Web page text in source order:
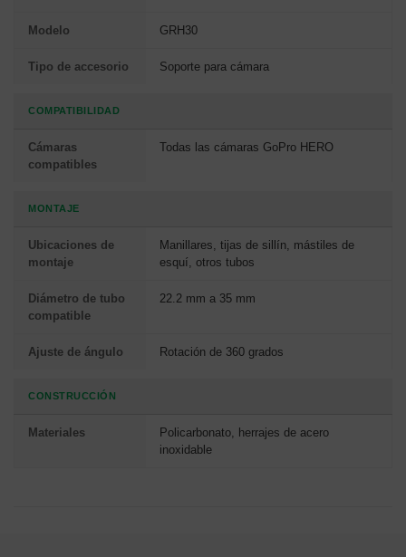
Modelo GRH30
Tipo de accesorio Soporte para cámara
COMPATIBILIDAD
Cámaras
compatibles
Todas las cámaras GoPro HERO
MONTAJE
Ubicaciones de
montaje
Manillares, tijas de sillín, mástiles de
esquí, otros tubos
Diámetro de tubo
compatible
22.2 mm a 35 mm
Ajuste de ángulo Rotación de 360 grados
CONSTRUCCIÓN
Materiales
Policarbonato, herrajes de acero
inoxidable